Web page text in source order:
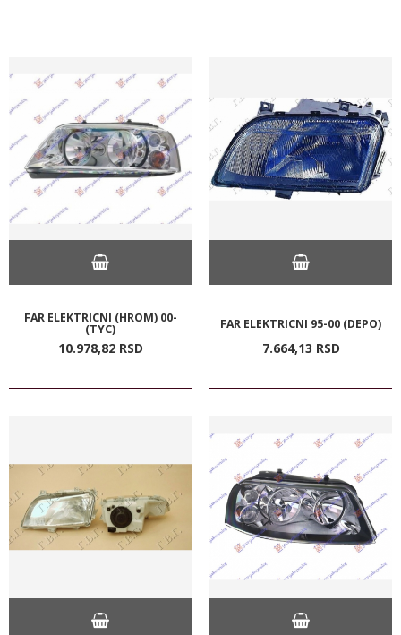
FAR ELEKTRICNI (HROM) 00-
(TYC)
10.978,82 RSD
FAR ELEKTRICNI 95-00 (DEPO)
7.664,13 RSD